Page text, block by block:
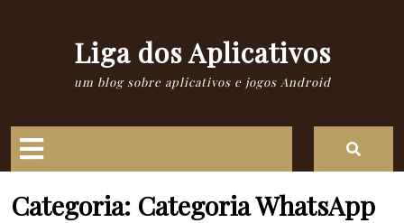
Liga dos Aplicativos
um blog sobre aplicativos e jogos Android
Button
Categoria: Categoria WhatsApp